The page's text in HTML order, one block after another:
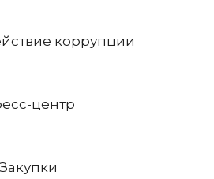
коррупции
центр
Закупки